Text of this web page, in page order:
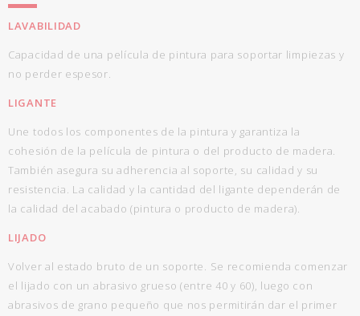
LAVABILIDAD
Capacidad de una película de pintura para soportar limpiezas y
no perder espesor.
LIGANTE
Une todos los componentes de la pintura y garantiza la
cohesión de la película de pintura o del producto de madera.
También asegura su adherencia al soporte, su calidad y su
resistencia. La calidad y la cantidad del ligante dependerán de
la calidad del acabado (pintura o producto de madera).
LIJADO
Volver al estado bruto de un soporte. Se recomienda comenzar
el lijado con un abrasivo grueso (entre 40 y 60), luego con
abrasivos de grano pequeño que nos permitirán dar el primer